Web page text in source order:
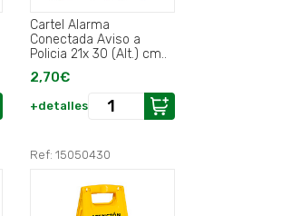
Cartel Alarma
Conectada Aviso a
Policia 21x 30 (Alt.) cm..
2,70€
+detalles
Ref: 15050430